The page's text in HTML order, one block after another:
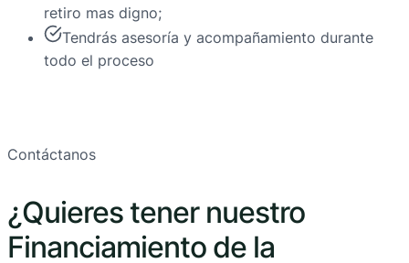
retiro mas digno;
Tendrás asesoría y acompañamiento durante
todo el proceso
Contáctanos
¿Quieres tener nuestro
Financiamiento de la